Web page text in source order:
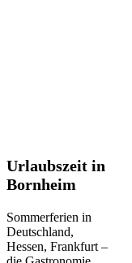
Urlaubszeit
in
Bornheim
Urlaubszeit in
Bornheim
Sommerferien in
Deutschland,
Hessen, Frankfurt –